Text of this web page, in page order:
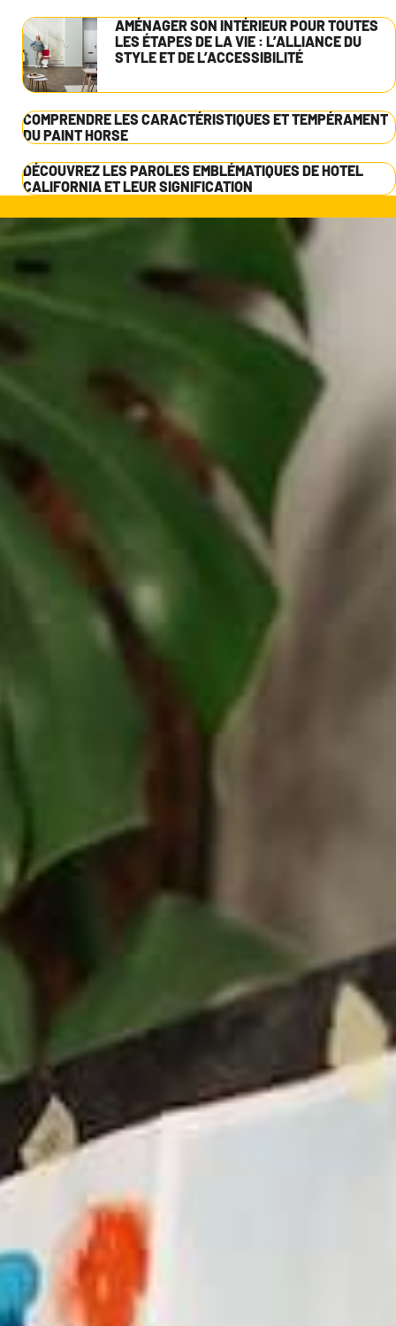
AMÉNAGER SON INTÉRIEUR POUR TOUTES
LES ÉTAPES DE LA VIE : L’ALLIANCE DU
STYLE ET DE L’ACCESSIBILITÉ
COMPRENDRE LES CARACTÉRISTIQUES ET TEMPÉRAMENT
DU PAINT HORSE
DÉCOUVREZ LES PAROLES EMBLÉMATIQUES DE HOTEL
CALIFORNIA ET LEUR SIGNIFICATION